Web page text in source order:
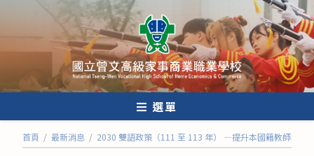
內
選單
首頁 / 最新消息 / 2030 雙語政策（111 至 113 年） —提升本國籍教師英語